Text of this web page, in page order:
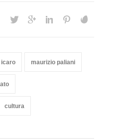
icaro maurizio paliani
cultura